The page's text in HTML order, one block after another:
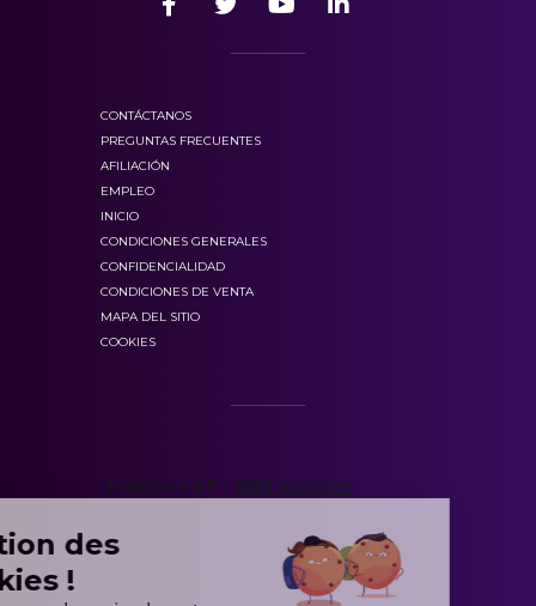
CONTÁCTANOS
PREGUNTAS FRECUENTES
AFILIACIÓN
EMPLEO
INICIO
CONDICIONES GENERALES
CONFIDENCIALIDAD
CONDICIONES DE VENTA
MAPA DEL SITIO
COOKIES
Gestion des
Cookies !